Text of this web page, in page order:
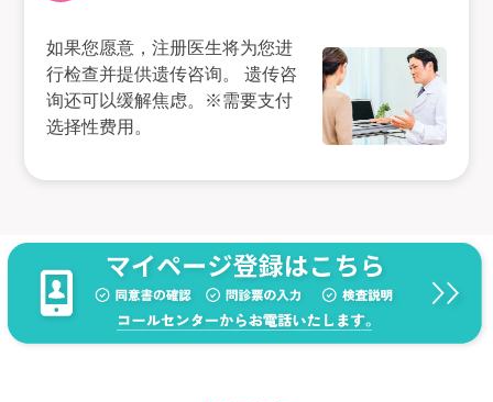
如果您愿意，注册医生将为您进
行检查并提供遗传咨询。 遗传咨
询还可以缓解焦虑。※需要支付
选择性费用。